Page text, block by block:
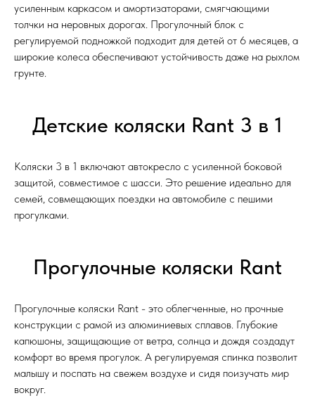
усиленным каркасом и амортизаторами, смягчающими
толчки на неровных дорогах. Прогулочный блок с
регулируемой подножкой подходит для детей от 6 месяцев, а
широкие колеса обеспечивают устойчивость даже на рыхлом
грунте.
Детские коляски Rant 3 в 1
Коляски 3 в 1 включают автокресло с усиленной боковой
защитой, совместимое с шасси. Это решение идеально для
семей, совмещающих поездки на автомобиле с пешими
прогулками.
Прогулочные коляски Rant
Прогулочные коляски Rant - это облегченные, но прочные
конструкции с рамой из алюминиевых сплавов. Глубокие
капюшоны, защищающие от ветра, солнца и дождя создадут
комфорт во время прогулок. А регулируемая спинка позволит
малышу и поспать на свежем воздухе и сидя поизучать мир
вокруг.